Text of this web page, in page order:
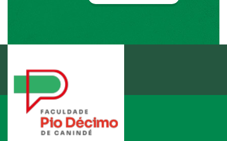
3346.1892